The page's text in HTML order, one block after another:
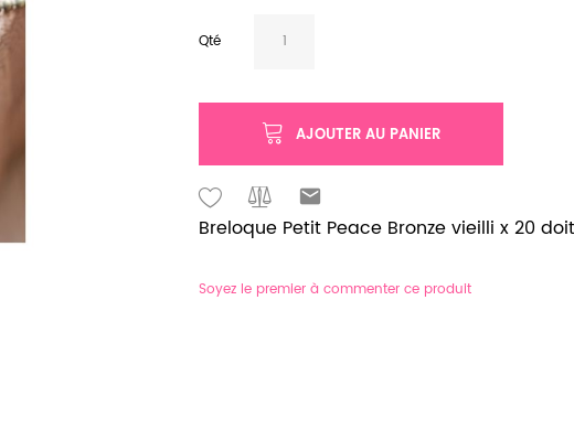
Qté
AJOUTER AU PANIER
Breloque Petit Peace Bronze vieilli x 20
Soyez le premier à commenter ce produit